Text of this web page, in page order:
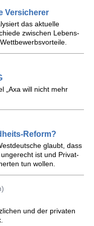
Versicherer
das aktuelle
zwischen Lebens-
„Axa will nicht mehr
Reform?
glaubt, dass
ist und Privat-
tun wollen.
und der privaten